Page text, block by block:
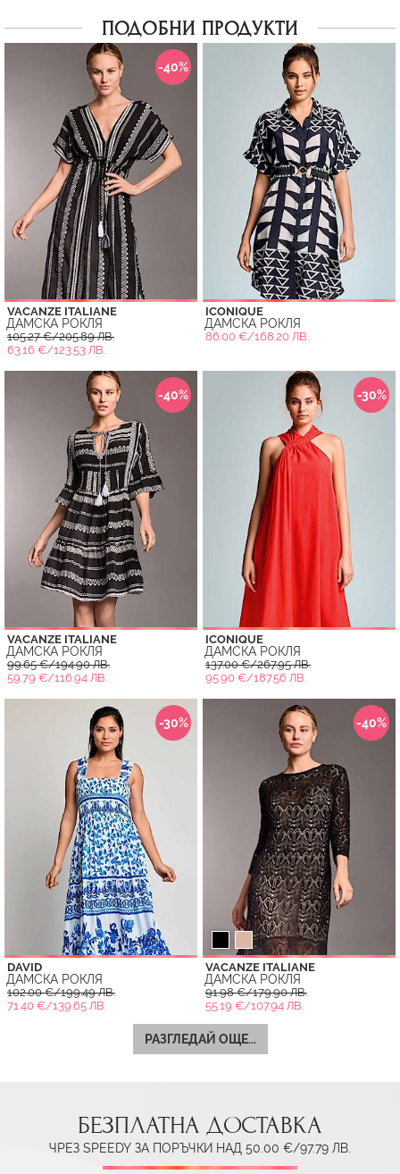
ПОДОБНИ ПРОДУКТИ
-40%
VACANZE ITALIANE
ДАМСКА РОКЛЯ
105.27 €/205.89 ЛВ.
63.16 €/123.53 ЛВ.
ICONIQUE
ДАМСКА РОКЛЯ
86.00 €/168.20 ЛВ.
-40%
VACANZE ITALIANE
ДАМСКА РОКЛЯ
99.65 €/194.90 ЛВ.
59.79 €/116.94 ЛВ.
-30%
ICONIQUE
ДАМСКА РОКЛЯ
137.00 €/267.95 ЛВ.
95.90 €/187.56 ЛВ.
-30%
DAVID
ДАМСКА РОКЛЯ
102.00 €/199.49 ЛВ.
71.40 €/139.65 ЛВ.
-40%
VACANZE ITALIANE
ДАМСКА РОКЛЯ
91.98 €/179.90 ЛВ.
55.19 €/107.94 ЛВ.
РАЗГЛЕДАЙ ОЩЕ...
БЕЗПЛАТНА ДОСТАВКА
ЧРЕЗ SPEEDY ЗА ПОРЪЧКИ НАД 50.00 €/97.79 ЛВ.